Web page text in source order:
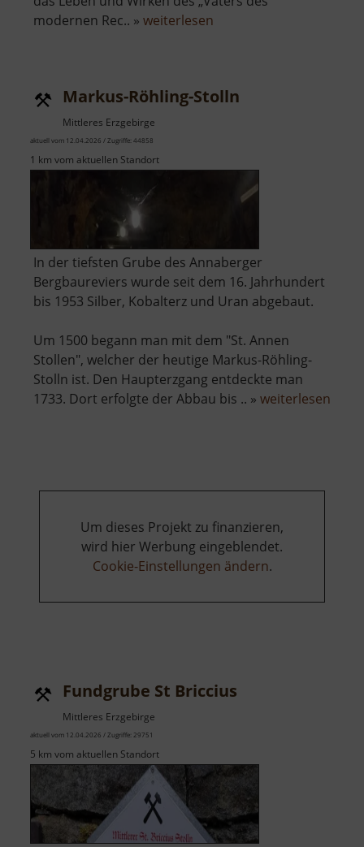
modernen Rec.. » weiterlesen
Markus-Röhling-Stolln
Mittleres Erzgebirge
aktuell vom 12.04.2026 / Zugriffe: 44858
1 km vom aktuellen Standort
In der tiefsten Grube des Annaberger
Bergbaureviers wurde seit dem 16. Jahrhundert
bis 1953 Silber, Kobalterz und Uran abgebaut.
Um 1500 begann man mit dem "St. Annen
Stollen", welcher der heutige Markus-Röhling-
Stolln ist. Den Haupterzgang entdeckte man
1733. Dort erfolgte der Abbau bis .. » weiterlesen
Um dieses Projekt zu finanzieren,
wird hier Werbung eingeblendet.
Cookie-Einstellungen ändern.
Fundgrube St Briccius
Mittleres Erzgebirge
aktuell vom 12.04.2026 / Zugriffe: 29751
5 km vom aktuellen Standort